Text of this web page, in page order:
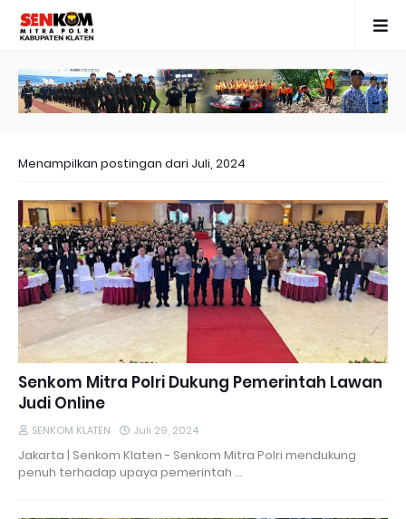
Menampilkan postingan dari Juli, 2024
Senkom Mitra Polri Dukung Pemerintah Lawan
Judi Online
SENKOM KLATEN Juli 29, 2024
Jakarta | Senkom Klaten - Senkom Mitra Polri mendukung
penuh terhadap upaya pemerintah …